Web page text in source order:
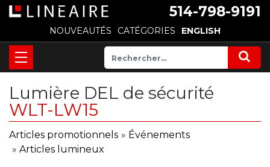
514-798-9191
NOUVEAUTÉS CATÉGORIES ENGLISH
Lumière DEL de sécurité
WLT-LW15
Articles promotionnels » Événements
» Articles lumineux